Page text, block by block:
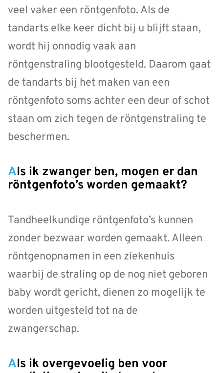
veel vaker een röntgenfoto. Als de
tandarts elke keer dicht bij u blijft staan,
wordt hij onnodig vaak aan
röntgenstraling blootgesteld. Daarom gaat
de tandarts bij het maken van een
röntgenfoto soms achter een deur of schot
staan om zich tegen de röntgenstraling te
beschermen.
Als ik zwanger ben, mogen er dan
röntgenfoto’s worden gemaakt?
Tandheelkundige röntgenfoto’s kunnen
zonder bezwaar worden gemaakt. Alleen
röntgenopnamen in een ziekenhuis
waarbij de straling op de nog niet geboren
baby wordt gericht, dienen zo mogelijk te
worden uitgesteld tot na de
zwangerschap.
Als ik overgevoelig ben voor